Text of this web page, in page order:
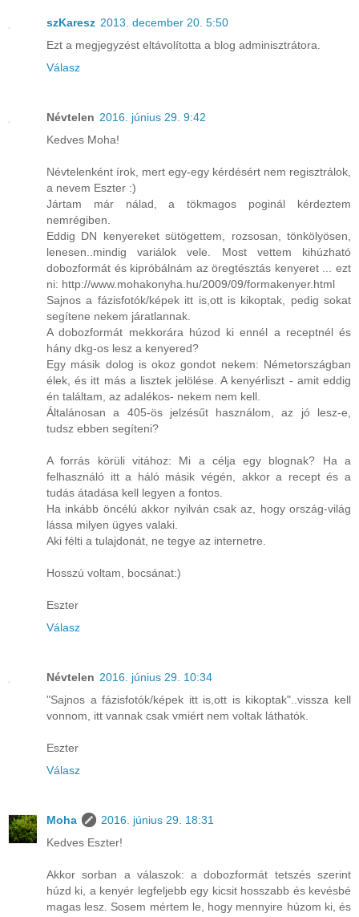
szKaresz 2013. december 20. 5:50
Ezt a megjegyzést eltávolította a blog adminisztrátora.
Válasz
Névtelen 2016. június 29. 9:42
Kedves Moha!
Névtelenként írok, mert egy-egy kérdésért nem regisztrálok,
a nevem Eszter :)
Jártam már nálad, a tökmagos poginál kérdeztem
nemrégiben.
Eddig DN kenyereket sütögettem, rozsosan, tönkölyösen,
lenesen..mindig variálok vele. Most vettem kihúzható
dobozformát és kipróbálnám az öregtésztás kenyeret ... ezt
ni: http://www.mohakonyha.hu/2009/09/formakenyer.html
Sajnos a fázisfotók/képek itt is,ott is kikoptak, pedig sokat
segítene nekem járatlannak.
A dobozformát mekkorára húzod ki ennél a receptnél és
hány dkg-os lesz a kenyered?
Egy másik dolog is okoz gondot nekem: Németországban
élek, és itt más a lisztek jelölése. A kenyérliszt - amit eddig
én találtam, az adalékos- nekem nem kell.
Általánosan a 405-ös jelzésűt használom, az jó lesz-e,
tudsz ebben segíteni?
A forrás körüli vitához: Mi a célja egy blognak? Ha a
felhasználó itt a háló másik végén, akkor a recept és a
tudás átadása kell legyen a fontos.
Ha inkább öncélú akkor nyilván csak az, hogy ország-világ
lássa milyen ügyes valaki.
Aki félti a tulajdonát, ne tegye az internetre.
Hosszú voltam, bocsánat:)
Eszter
Válasz
Névtelen 2016. június 29. 10:34
"Sajnos a fázisfotók/képek itt is,ott is kikoptak"..vissza kell
vonnom, itt vannak csak vmiért nem voltak láthatók.
Eszter
Válasz
Moha
2016. június 29. 18:31
Kedves Eszter!
Akkor sorban a válaszok: a dobozformát tetszés szerint
húzd ki, a kenyér legfeljebb egy kicsit hosszabb és kevésbé
magas lesz. Sosem mértem le, hogy mennyire húzom ki, és